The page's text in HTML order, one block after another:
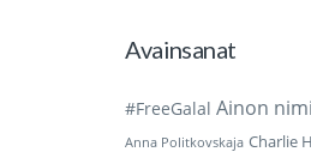
Avainsanat
#FreeGalal Ainon
Anna Politkovskaja Charlie